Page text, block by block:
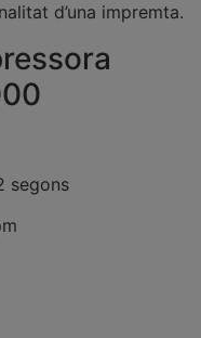
d’una impremta.
segons